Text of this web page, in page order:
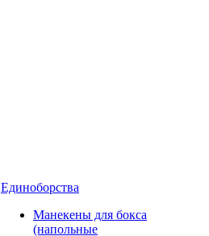
Единоборства
Манекены для бокса
(напольные